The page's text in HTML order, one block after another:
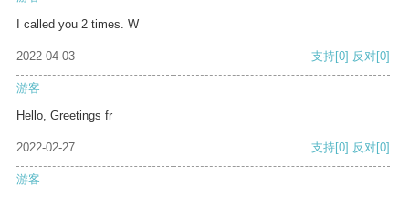
I called you 2 times. W
2022-04-03 支持[0] 反对[0]
游客
Hello, Greetings fr
2022-02-27 支持[0] 反对[0]
游客